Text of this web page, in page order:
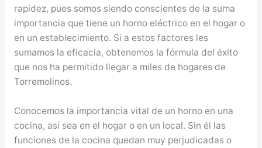
rapidez, pues somos siendo conscientes de la suma
importancia que tiene un horno eléctrico en el hogar o
en un establecimiento. Si a estos factores les
sumamos la eficacia, obtenemos la fórmula del éxito
que nos ha permitido llegar a miles de hogares de
Torremolinos.
Conocemos la importancia vital de un horno en una
cocina, así sea en el hogar o en un local. Sin él las
funciones de la cocina quedan muy perjudicadas o